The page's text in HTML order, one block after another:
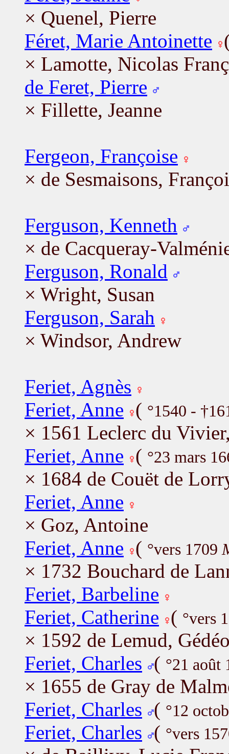
× Quenel, Pierre
Féret, Marie Antoinette
× Lamotte, Nicolas
de Feret, Pierre
× Fillette, Jeanne
Fergeon, Françoise
× de Sesmaisons,
Ferguson, Kenneth
× de Cacqueray-
Ferguson, Ronald
× Wright, Susan
Ferguson, Sarah
× Windsor, Andrew
Feriet, Agnès
Feriet, Anne ( °1540 -
× 1561 Leclerc du
Feriet, Anne ( °23 mars
× 1684 de Couët de
Feriet, Anne
× Goz, Antoine
Feriet, Anne ( °vers 1709
× 1732 Bouchard de
Feriet, Barbeline
Feriet, Catherine ( °vers
× 1592 de Lemud,
Feriet, Charles ( °21 août
× 1655 de Gray de
Feriet, Charles ( °12
Feriet, Charles ( °vers